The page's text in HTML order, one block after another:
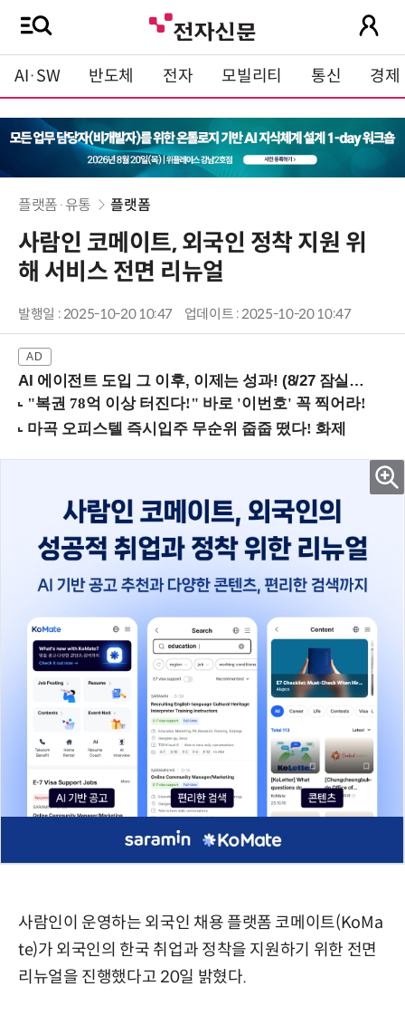
AI·SW 반도체 전자 모빌리티 통신 경제
플랫폼·유통 플랫폼
사람인 코메이트, 외국인 정착 지원 위
해 서비스 전면 리뉴얼
발행일 : 2025-10-20 10:47 업데이트 : 2025-10-20 10:47
AI 에이전트 도입 그 이후, 이제는 성과! (8/27 잠실역)
사람인이 운영하는 외국인 채용 플랫폼 코메이트(KoMa
te)가 외국인의 한국 취업과 정착을 지원하기 위한 전면
리뉴얼을 진행했다고 20일 밝혔다.